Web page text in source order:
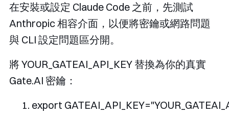
在安裝或設定 Claude Code 之前，先測試
Anthropic 相容介面，以便將密鑰或網路問題
與 CLI 設定問題區分開。
將YOUR_GATEAI_API_KEY 替換為你的真實
Gate.AI 密鑰：
export GATEAI_API_KEY=